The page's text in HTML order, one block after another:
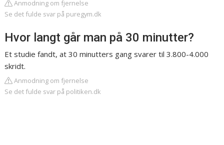
Anmodning om fjernelse
Se det fulde svar på puregym.dk
Hvor langt går man på 30 minutter?
Et studie fandt, at 30 minutters gang svarer til 3.800-4.000
skridt.
Anmodning om fjernelse
Se det fulde svar på politiken.dk